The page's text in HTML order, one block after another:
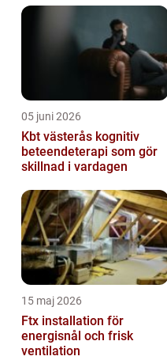
05 juni 2026
Kbt västerås kognitiv
beteendeterapi som gör
skillnad i vardagen
15 maj 2026
Ftx installation för
energisnål och frisk
ventilation